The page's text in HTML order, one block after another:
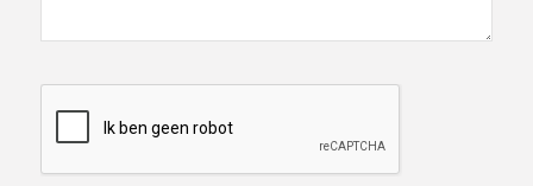
Floor: 2 | Office: 04 |
Building: 19